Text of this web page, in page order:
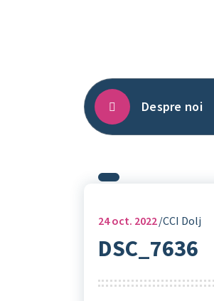
Despre noi
24oct. 2022 CCI Dolj
DSC_7636